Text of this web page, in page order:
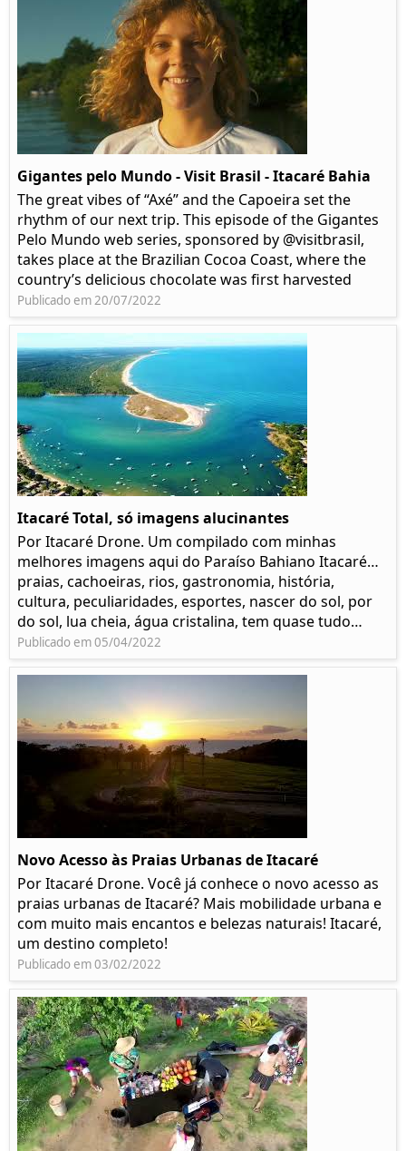
Gigantes pelo Mundo - Visit Brasil - Itacaré Bahia
The great vibes of “Axé” and the Capoeira set the
rhythm of our next trip. This episode of the Gigantes
Pelo Mundo web series, sponsored by @visitbrasil,
takes place at the Brazilian Cocoa Coast, where the
country’s delicious chocolate was first harvested
Publicado em 20/07/2022
Itacaré Total, só imagens alucinantes
Por Itacaré Drone. Um compilado com minhas
melhores imagens aqui do Paraíso Bahiano Itacaré…
praias, cachoeiras, rios, gastronomia, história,
cultura, peculiaridades, esportes, nascer do sol, por
do sol, lua cheia, água cristalina, tem quase tudo…
Publicado em 05/04/2022
Novo Acesso às Praias Urbanas de Itacaré
Por Itacaré Drone. Você já conhece o novo acesso as
praias urbanas de Itacaré? Mais mobilidade urbana e
com muito mais encantos e belezas naturais! Itacaré,
um destino completo!
Publicado em 03/02/2022